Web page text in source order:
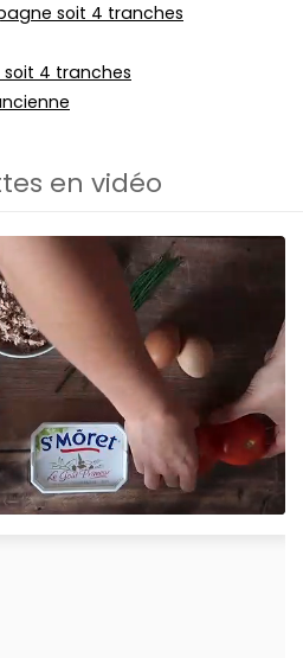
soit 4 tranches
4 tranches
en vidéo